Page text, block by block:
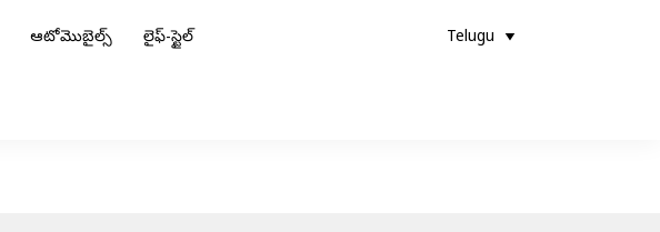
ఆటోమొబైల్స్ లైఫ్-స్టైల్ Telugu